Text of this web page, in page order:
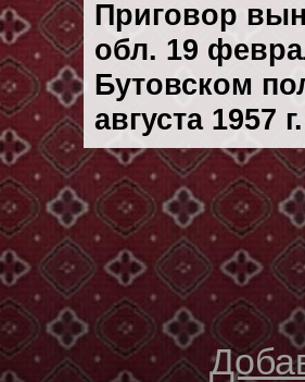
Приговор
обл. 19
Бутовском
августа 1957